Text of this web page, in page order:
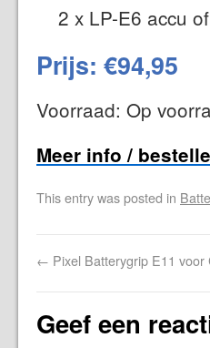
2 x LP-E6 accu
Prijs: €94,95
Voorraad: Op
Meer info /
This entry was posted in
← Pixel Batterygrip E11 voor
Geef een